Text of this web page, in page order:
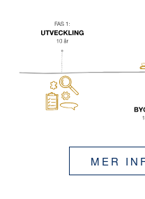
MER